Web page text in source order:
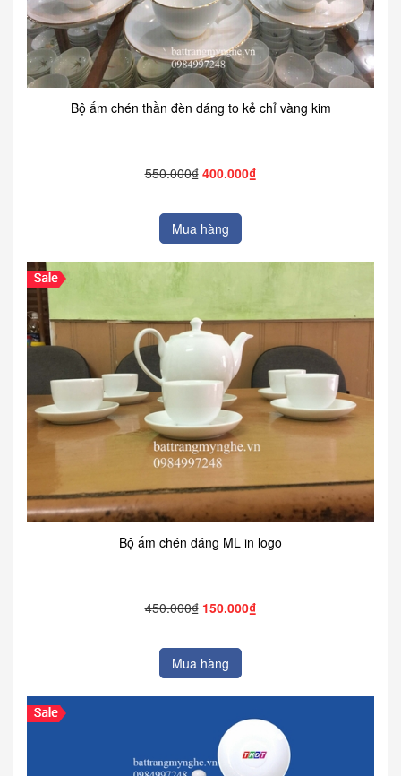
Bộ ấm chén thần đèn dáng to kẻ chỉ vàng kim
550.000₫ 400.000₫
Mua hàng
Bộ ấm chén dáng ML in logo
450.000₫ 150.000₫
Mua hàng